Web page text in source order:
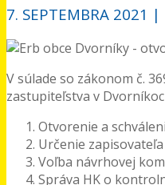
7. SEPTEMBRA 2021 |
V súlade so zákonom č.
zastupiteľstva v
Otvorenie a
Určenie
Voľba návrhovej
Správa HK o